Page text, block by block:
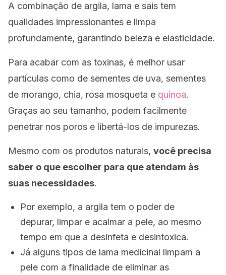
A combinação de argila, lama e sais tem
qualidades impressionantes e limpa
profundamente, garantindo beleza e elasticidade.
Para acabar com as toxinas, é melhor usar
partículas como de sementes de uva, sementes
de morango, chia, rosa mosqueta e quinoa.
Graças ao seu tamanho, podem facilmente
penetrar nos poros e libertá-los de impurezas.
Mesmo com os produtos naturais, você precisa
saber o que escolher para que atendam às
suas necessidades.
Por exemplo, a argila tem o poder de
depurar, limpar e acalmar a pele, ao mesmo
tempo em que a desinfeta e desintoxica.
Já alguns tipos de lama medicinal limpam a
pele com a finalidade de eliminar as